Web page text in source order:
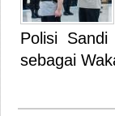
Polisi
sebagai